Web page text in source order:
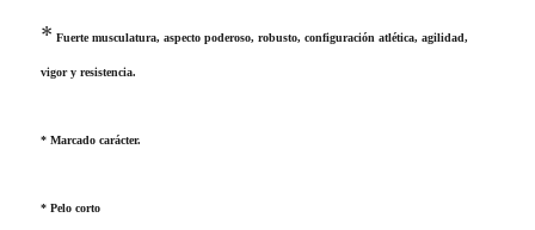
* Fuerte musculatura, aspecto poderoso, robusto, configuración atlética, agilidad,
vigor y resistencia.
* Marcado carácter.
* Pelo corto